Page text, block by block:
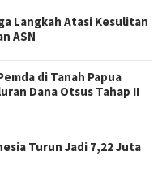
Langkah Atasi Kesulitan
ASN
di Tanah Papua
Dana Otsus Tahap II
Turun Jadi 7,22 Juta